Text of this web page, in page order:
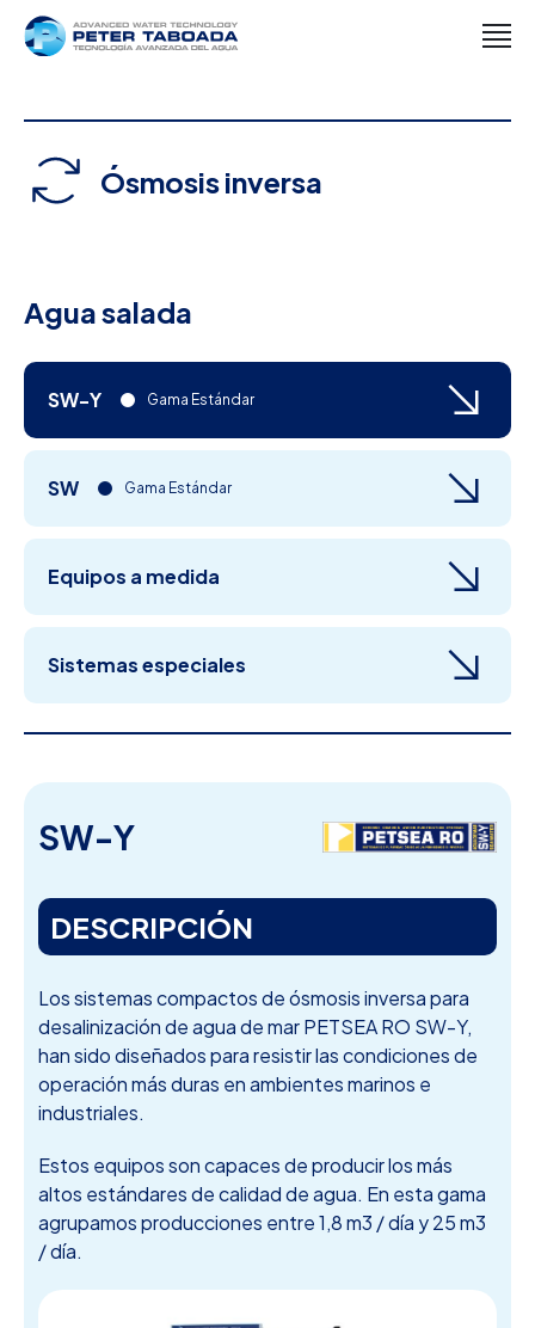
Ósmosis inversa
Agua salada
SW-Y Gama Estándar
SW Gama Estándar
Equipos a medida
Sistemas especiales
SW-Y
DESCRIPCIÓN
Los sistemas compactos de ósmosis inversa para
desalinización de agua de mar PETSEA RO SW-Y,
han sido diseñados para resistir las condiciones de
operación más duras en ambientes marinos e
industriales.
Estos equipos son capaces de producir los más
altos estándares de calidad de agua. En esta gama
agrupamos producciones entre 1,8 m3 / día y 25 m3
/ día.